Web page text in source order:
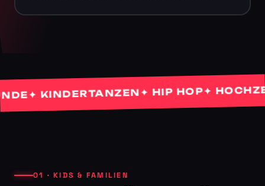
✦ KINDERTANZEN✦ HIP HOP✦
01 · KIDS & FAMILIEN